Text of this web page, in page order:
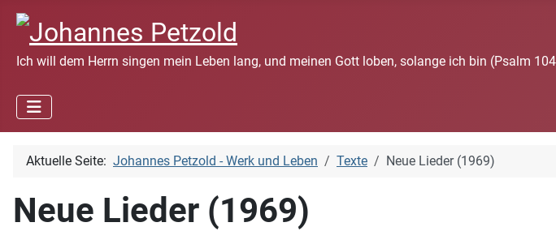
Ich will dem Herrn singen mein Leben lang, und meinen Gott loben, solange ich bin (Psalm
Aktuelle Seite: Johannes Petzold - Werk und Leben Texte Neue Lieder (1969)
Neue Lieder (1969)